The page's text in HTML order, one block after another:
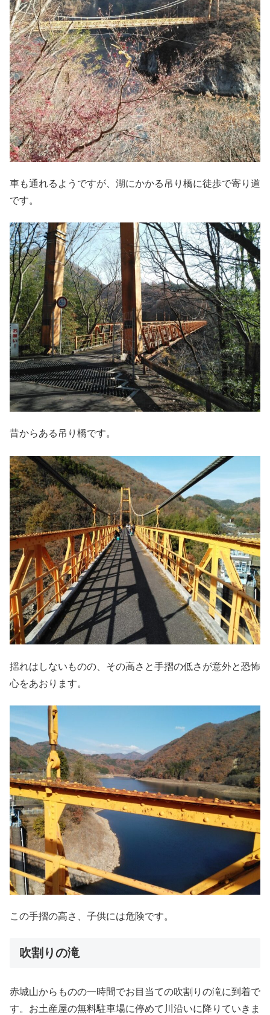
車も通れるようですが、湖にかかる吊り橋に徒歩で寄り道
です。
昔からある吊り橋です。
揺れはしないものの、その高さと手摺の低さが意外と恐怖
心をあおります。
この手摺の高さ、子供には危険です。
吹割りの滝
赤城山からものの一時間でお目当ての吹割りの滝に到着で
す。お土産屋の無料駐車場に停めて川沿いに降りていきま